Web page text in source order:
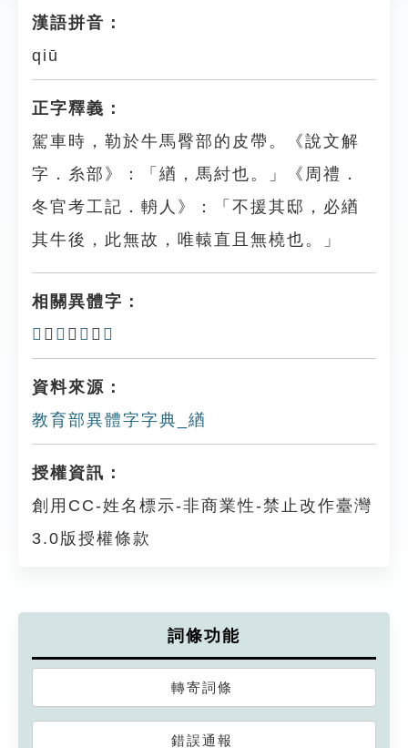
漢語拼音：
qiū
正字釋義：
駕車時，勒於牛馬臀部的皮帶。《說文解
字．糸部》：「緧，馬紂也。」《周禮．
冬官考工記．輈人》：「不援其邸，必緧
其牛後，此無故，唯轅直且無橈也。」
相關異體字：
𦂏 、 䋺 、 𦃈 、 鞧
資料來源：
教育部異體字字典_緧
授權資訊：
創用CC-姓名標示-非商業性-禁止改作臺灣
3.0版授權條款
詞條功能
轉寄詞條
錯誤通報